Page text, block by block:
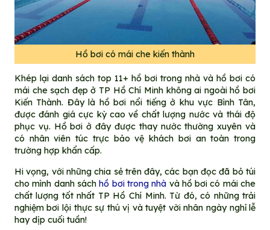
Hồ bơi có mái che kiến thành
Khép lại danh sách top 11+ hồ bơi trong nhà và hồ bơi có
mái che sạch đẹp ở TP Hồ Chí Minh không ai ngoài hồ bơi
Kiến Thành. Đây là hồ bơi nổi tiếng ở khu vực Bình Tân,
được đánh giá cực kỳ cao về chất lượng nước và thái độ
phục vụ. Hồ bơi ở đây được thay nước thường xuyên và
có nhân viên túc trực bảo vệ khách bơi an toàn trong
trường hợp khẩn cấp.
Hi vọng, với những chia sẻ trên đây, các bạn đọc đã bỏ túi
cho mình danh sáchhồ bơi trong nhà và hồ bơi có mái che
chất lượng tốt nhất TP Hồ Chí Minh. Từ đó, có những trải
nghiệm bơi lội thực sự thú vị và tuyệt vời nhân ngày nghỉ lễ
hay dịp cuối tuần!